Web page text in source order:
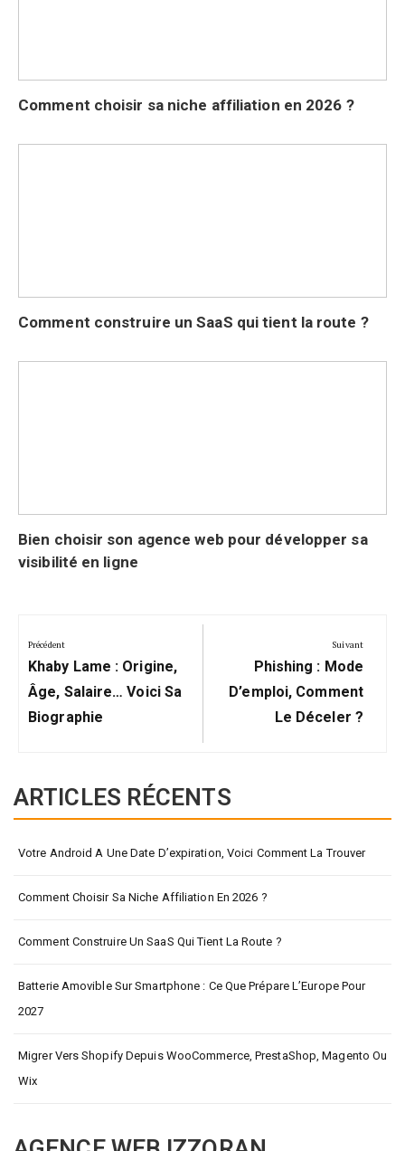
Comment choisir sa niche affiliation en 2026 ?
Comment construire un SaaS qui tient la route ?
Bien choisir son agence web pour développer sa
visibilité en ligne
de
l’article
Précédent
Précédent:
Khaby Lame : Origine,
Âge, Salaire… Voici Sa
Biographie
Suivant
Suivant:
Phishing : Mode
D’emploi, Comment
Le Déceler ?
ARTICLES RÉCENTS
Votre Android A Une Date D’expiration, Voici Comment La Trouver
Comment Choisir Sa Niche Affiliation En 2026 ?
Comment Construire Un SaaS Qui Tient La Route ?
Batterie Amovible Sur Smartphone : Ce Que Prépare L’Europe Pour
2027
Migrer Vers Shopify Depuis WooCommerce, PrestaShop, Magento Ou
Wix